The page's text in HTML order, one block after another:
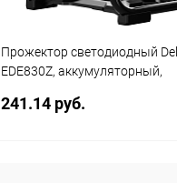
Прожектор светодиодный
EDE830Z, аккумуляторный,
241.14 руб.